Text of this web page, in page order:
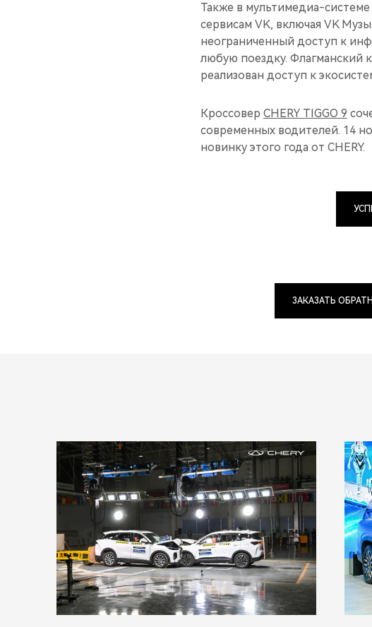
Также в мультимедиа-
сервисам VK, включая VK
неограниченный доступ к
любую поездку. Флагманский
реализован доступ к
Кроссовер CHERY TIGGO 9
современных водителей. 14
новинку этого года от CHERY.
ЗАКАЗАТЬ